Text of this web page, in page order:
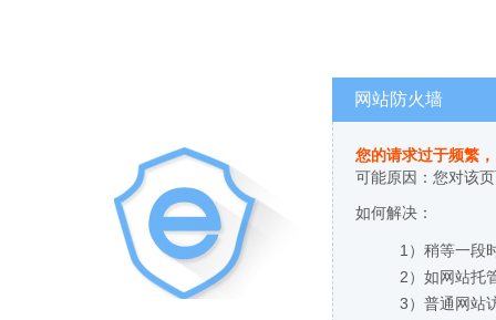
网站防火墙
您的请求过于频繁
可能原因：您对该
如何解决：
1）稍等一段
2）如网站托
3）普通网站